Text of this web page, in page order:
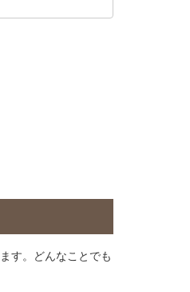
す。どんなことでも